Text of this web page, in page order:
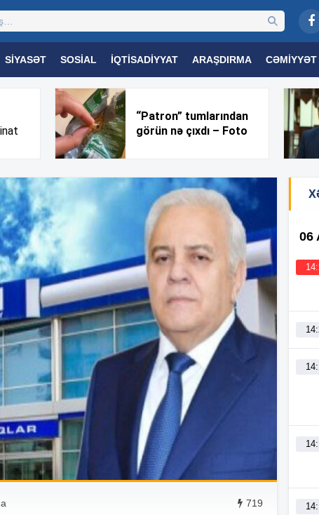
SIYASƏT SOSIAL İQTISADIYYAT ARAŞDIRMA CƏMIYYƏT
TƏHSIL SAĞLAMLIQ TRIBUNA TV
“Patron” tumlarından
görün nə çıxdı – Foto
719
06